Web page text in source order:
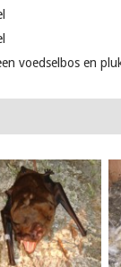
voedselbos en